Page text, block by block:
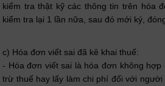
kiểm tra thật kỹ các thông tin trên hóa
kiểm tra lại 1 lần nữa, sau đó mới ký,
c) Hóa đơn viết sai đã kê khai thuế:
- Hóa đơn viết sai là hóa đơn không hợp
trừ thuế hay lấy làm chi phí đối với